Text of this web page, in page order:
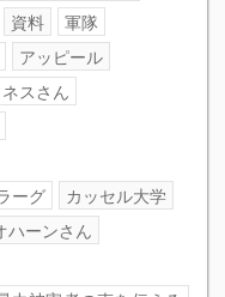
資料
軍隊
アッピール
スさん
ーグ
カッセル大学
ハーンさん